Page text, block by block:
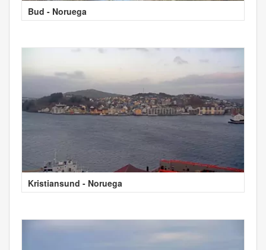
Bud - Noruega
Kristiansund - Noruega